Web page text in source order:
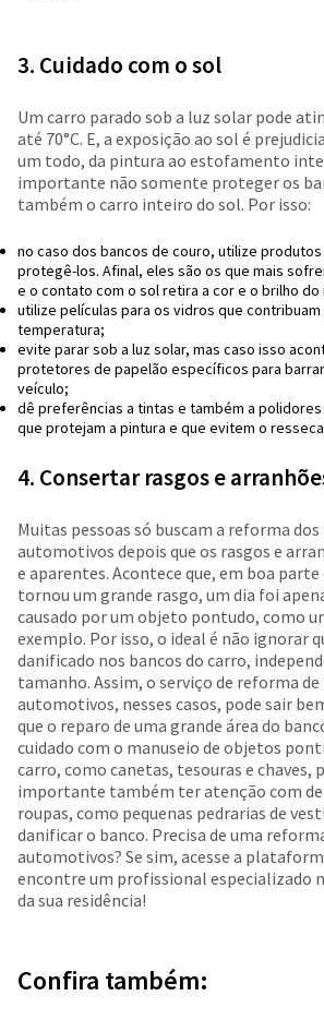
3. Cuidado com o sol
Um carro parado sob a luz solar pode
até 70°C. E, a exposição ao sol é
um todo, da pintura ao estofamento
importante não somente proteger os
também o carro inteiro do sol. Por isso:
no caso dos bancos de couro, utilize
protegê-los. Afinal, eles são os que mais
e o contato com o sol retira a cor e o brilho
utilize películas para os vidros que contribuam
temperatura;
evite parar sob a luz solar, mas caso isso
protetores de papelão específicos para
veículo;
dê preferências a tintas e também a
que protejam a pintura e que evitem o
4. Consertar rasgos e
Muitas pessoas só buscam a reforma dos
automotivos depois que os rasgos e
e aparentes. Acontece que, em boa parte
tornou um grande rasgo, um dia foi
causado por um objeto pontudo, como
exemplo. Por isso, o ideal é não ignorar
danificado nos bancos do carro,
tamanho. Assim, o serviço de reforma de
automotivos, nesses casos, pode sair
que o reparo de uma grande área do
cuidado com o manuseio de objetos
carro, como canetas, tesouras e chaves,
importante também ter atenção com
roupas, como pequenas pedrarias de
danificar o banco. Precisa de uma
automotivos? Se sim, acesse a
encontre um profissional especializado
da sua residência!
Confira também: